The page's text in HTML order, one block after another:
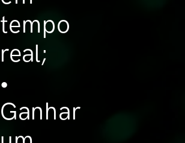
tempo
real;
•
Ganhar